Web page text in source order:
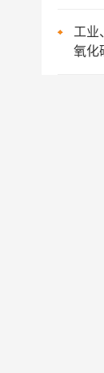
工业
氧化